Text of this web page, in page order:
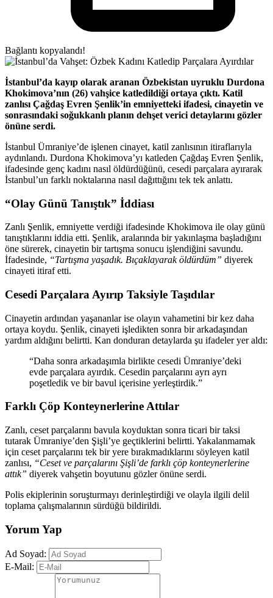
Bağlantı kopyalandı!
İstanbul’da kayıp olarak aranan Özbekistan uyruklu Durdona
Khokimova’nın (26) vahşice katledildiği ortaya çıktı. Katil
zanlısı Çağdaş Evren Şenlik’in emniyetteki ifadesi, cinayetin ve
sonrasındaki soğukkanlı planın dehşet verici detaylarını gözler
önüne serdi.
İstanbul Ümraniye’de işlenen cinayet, katil zanlısının itiraflarıyla
aydınlandı. Durdona Khokimova’yı katleden Çağdaş Evren Şenlik,
ifadesinde genç kadını nasıl öldürdüğünü, cesedi parçalara ayırarak
İstanbul’un farklı noktalarına nasıl dağıttığını tek tek anlattı.
“Olay Günü Tanıştık” İddiası
Zanlı Şenlik, emniyette verdiği ifadesinde Khokimova ile olay günü
tanıştıklarını iddia etti. Şenlik, aralarında bir yakınlaşma başladığını
öne sürerek, cinayetin bir tartışma sonucu işlendiğini savundu.
İfadesinde, “Tartışma yaşadık. Bıçaklayarak öldürdüm” diyerek
cinayeti itiraf etti.
Cesedi Parçalara Ayırıp Taksiyle Taşıdılar
Cinayetin ardından yaşananlar ise olayın vahametini bir kez daha
ortaya koydu. Şenlik, cinayeti işledikten sonra bir arkadaşından
yardım aldığını belirtti. Kan donduran detaylarda şu ifadeler yer aldı:
“Daha sonra arkadaşımla birlikte cesedi Ümraniye’deki
evde parçalara ayırdık. Cesedin parçalarını ayrı ayrı
poşetledik ve bir bavul içerisine yerleştirdik.”
Farklı Çöp Konteynerlerine Attılar
Zanlı, ceset parçalarını bavula koyduktan sonra ticari bir taksi
tutarak Ümraniye’den Şişli’ye geçtiklerini belirtti. Yakalanmamak
için ceset parçalarını tek bir yere bırakmadıklarını söyleyen katil
zanlısı, “Ceset ve parçalarını Şişli’de farklı çöp konteynerlerine
attık” diyerek vahşetin boyutunu gözler önüne serdi.
Polis ekiplerinin soruşturmayı derinleştirdiği ve olayla ilgili delil
toplama çalışmalarının sürdüğü bildirildi.
Yorum Yap
Ad Soyad:
E-Mail: